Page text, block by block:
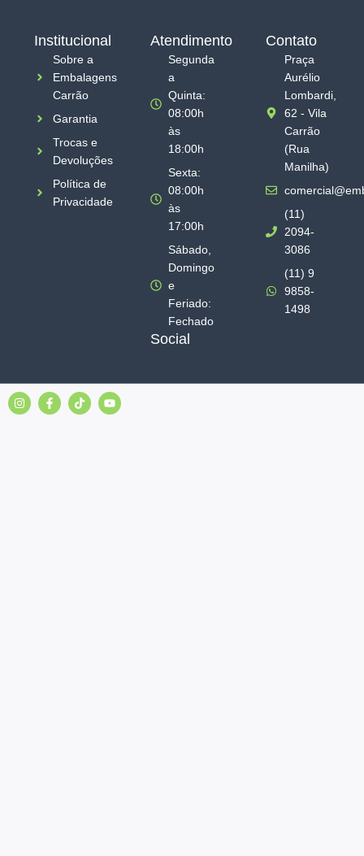
Institucional
Sobre a
Embalagens
Carrão
Garantia
Trocas e
Devoluções
Política de
Privacidade
Atendimento
Segunda
a
Quinta:
08:00h
às
18:00h
Sexta:
08:00h
às
17:00h
Sábado,
Domingo
e
Feriado:
Fechado
Social
Contato
Praça
Aurélio
Lombardi,
62 - Vila
Carrão
(Rua
Manilha)
(11)
2094-
3086
(11) 9
9858-
1498